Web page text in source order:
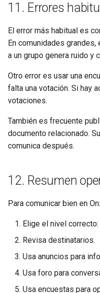
11. Errores
El error más habitual es
En comunidades
a un grupo genera ruido y
Otro error es usar una
falta una votación. Si hay
votaciones.
También es frecuente
documento relacionado.
comunica después.
12. Resumen
Para comunicar bien en
Elige el nivel
Revisa destinatarios.
Usa anuncios para
Usa foro para
Usa encuestas para